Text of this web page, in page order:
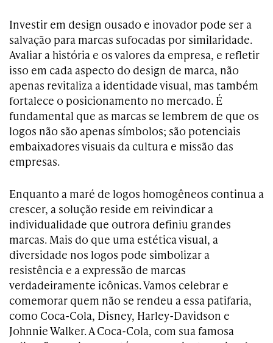
Investir em design ousado e inovador pode ser a
salvação para marcas sufocadas por similaridade.
Avaliar a história e os valores da empresa, e refletir
isso em cada aspecto do design de marca, não
apenas revitaliza a identidade visual, mas também
fortalece o posicionamento no mercado. É
fundamental que as marcas se lembrem de que os
logos não são apenas símbolos; são potenciais
embaixadores visuais da cultura e missão das
empresas.
Enquanto a maré de logos homogêneos continua a
crescer, a solução reside em reivindicar a
individualidade que outrora definiu grandes
marcas. Mais do que uma estética visual, a
diversidade nos logos pode simbolizar a
resistência e a expressão de marcas
verdadeiramente icônicas. Vamos celebrar e
comemorar quem não se rendeu a essa patifaria,
como Coca-Cola, Disney, Harley-Davidson e
Johnnie Walker. A Coca-Cola, com sua famosa